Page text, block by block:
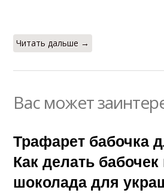
Читать дальше →
Вас может
Трафарет бабочка
Как делать бабочек
шоколада для